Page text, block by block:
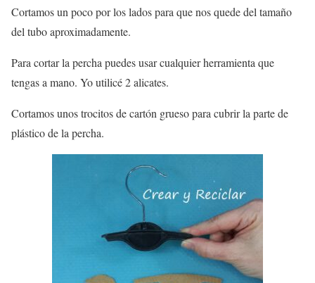
Cortamos un poco por los lados para que nos quede del tamaño
del tubo aproximadamente.
Para cortar la percha puedes usar cualquier herramienta que
tengas a mano. Yo utilicé 2 alicates.
Cortamos unos trocitos de cartón grueso para cubrir la parte de
plástico de la percha.